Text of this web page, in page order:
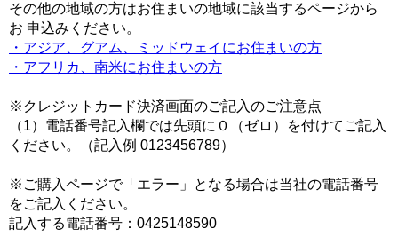
その他の地域の方はお住まいの地域に該当するページから
お 申込みください。
・アジア、グアム、ミッドウェイにお住まいの方
・アフリカ、南米にお住まいの方
※クレジットカード決済画面のご記入のご注意点
（1）電話番号記入欄では先頭に０（ゼロ）を付けてご記入
ください。（記入例 0123456789）
※ご購入ページで「エラー」となる場合は当社の電話番号
をご記入ください。
記入する電話番号：0425148590